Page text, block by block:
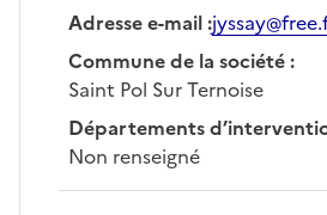
Adresse e-mail:
Commune de la société:
Saint Pol Sur Ternoise
Départements
Non renseigné